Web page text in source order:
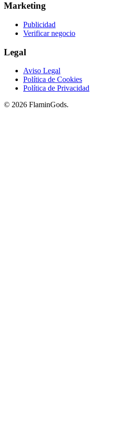
Marketing
Publicidad
Verificar negocio
Legal
Aviso Legal
Política de Cookies
Política de Privacidad
© 2026 FlaminGods.